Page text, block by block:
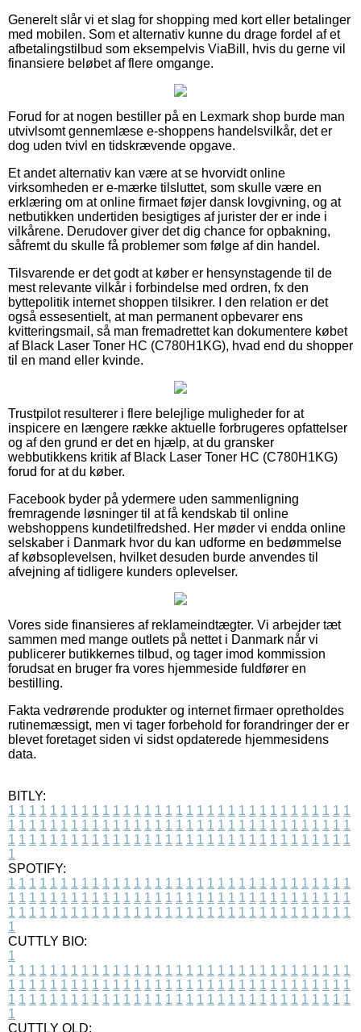
Generelt slår vi et slag for shopping med kort eller betalinger
med mobilen. Som et alternativ kunne du drage fordel af et
afbetalingstilbud som eksempelvis ViaBill, hvis du gerne vil
finansiere beløbet af flere omgange.
Forud for at nogen bestiller på en Lexmark shop burde man
utvivlsomt gennemlæse e-shoppens handelsvilkår, det er
dog uden tvivl en tidskrævende opgave.
Et andet alternativ kan være at se hvorvidt online
virksomheden er e-mærke tilsluttet, som skulle være en
erklæring om at online firmaet føjer dansk lovgivning, og at
netbutikken undertiden besigtiges af jurister der er inde i
vilkårene. Derudover giver det dig chance for opbakning,
såfremt du skulle få problemer som følge af din handel.
Tilsvarende er det godt at køber er hensynstagende til de
mest relevante vilkår i forbindelse med ordren, fx den
byttepolitik internet shoppen tilsikrer. I den relation er det
også essesentielt, at man permanent opbevarer ens
kvitteringsmail, så man fremadrettet kan dokumentere købet
af Black Laser Toner HC (C780H1KG), hvad end du shopper
til en mand eller kvinde.
Trustpilot resulterer i flere belejlige muligheder for at
inspicere en længere række aktuelle forbrugeres opfattelser
og af den grund er det en hjælp, at du gransker
webbutikkens kritik af Black Laser Toner HC (C780H1KG)
forud for at du køber.
Facebook byder på ydermere uden sammenligning
fremragende løsninger til at få kendskab til online
webshoppens kundetilfredshed. Her møder vi endda online
selskaber i Danmark hvor du kan udforme en bedømmelse
af købsoplevelsen, hvilket desuden burde anvendes til
afvejning af tidligere kunders oplevelser.
Vores side finansieres af reklameindtægter. Vi arbejder tæt
sammen med mange outlets på nettet i Danmark når vi
publicerer butikkernes tilbud, og tager imod kommission
forudsat en bruger fra vores hjemmeside fuldfører en
bestilling.
Fakta vedrørende produkter og internet firmaer opretholdes
rutinemæssigt, men vi tager forbehold for forandringer der er
blevet foretaget siden vi sidst opdaterede hjemmesidens
data.
BITLY:
1 1 1 1 1 1 1 1 1 1 1 1 1 1 1 1 1 1 1 1 1 1 1 1 1 1 1 1 1 1 1 1 1
1 1 1 1 1 1 1 1 1 1 1 1 1 1 1 1 1 1 1 1 1 1 1 1 1 1 1 1 1 1 1 1 1
1 1 1 1 1 1 1 1 1 1 1 1 1 1 1 1 1 1 1 1 1 1 1 1 1 1 1 1 1 1 1 1 1
1
SPOTIFY:
1 1 1 1 1 1 1 1 1 1 1 1 1 1 1 1 1 1 1 1 1 1 1 1 1 1 1 1 1 1 1 1 1
1 1 1 1 1 1 1 1 1 1 1 1 1 1 1 1 1 1 1 1 1 1 1 1 1 1 1 1 1 1 1 1 1
1 1 1 1 1 1 1 1 1 1 1 1 1 1 1 1 1 1 1 1 1 1 1 1 1 1 1 1 1 1 1 1 1
1
CUTTLY BIO:
1
1 1 1 1 1 1 1 1 1 1 1 1 1 1 1 1 1 1 1 1 1 1 1 1 1 1 1 1 1 1 1 1 1
1 1 1 1 1 1 1 1 1 1 1 1 1 1 1 1 1 1 1 1 1 1 1 1 1 1 1 1 1 1 1 1 1
1 1 1 1 1 1 1 1 1 1 1 1 1 1 1 1 1 1 1 1 1 1 1 1 1 1 1 1 1 1 1 1 1
1
CUTTLY OLD: